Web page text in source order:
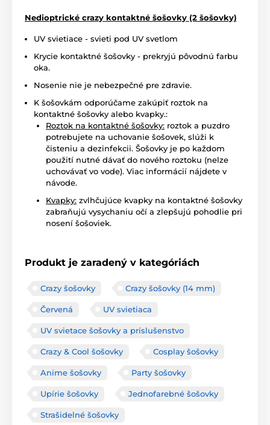
Nedioptrické crazy kontaktné šošovky (2 šošovky)
UV svietiace - svieti pod UV svetlom
Krycie kontaktné šošovky - prekryjú pôvodnú farbu
oka.
Nosenie nie je nebezpečné pre zdravie.
K šošovkám odporúčame zakúpiť roztok na
kontaktné šošovky alebo kvapky.:
Roztok na kontaktné šošovky: roztok a puzdro
potrebujete na uchovanie šošovek, slúži k
čisteniu a dezinfekcii. Šošovky je po každom
použití nutné dávať do nového roztoku (nelze
uchovávať vo vode). Viac informácií nájdete v
návode.
Kvapky: zvlhčujúce kvapky na kontaktné šošovky
zabraňujú vysychaniu očí a zlepšujú pohodlie pri
nosení šošoviek.
Produkt je zaradený v kategóriách
Crazy šošovky Crazy šošovky (14 mm)
Červená UV svietiaca
UV svietace šošovky a príslušenstvo
Crazy & Cool šošovky Cosplay šošovky
Anime šošovky Party šošovky
Upírie šošovky Jednofarebné šošovky
Strašidelné šošovky